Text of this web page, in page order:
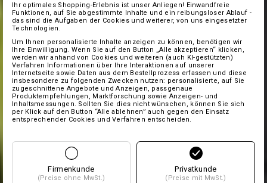
Ihr optimales Shopping-Erlebnis ist unser Anliegen! Einwandfreie
Funktionen, auf Sie abgestimmte Inhalte und ein reibungsloser Ablauf -
das sind die Aufgaben der Cookies und weiterer, von uns eingesetzter
Technologien.
Um Ihnen personalisierte Inhalte anzeigen zu können, benötigen wir
Ihre Einwilligung. Wenn Sie auf den Button „Alle akzeptieren“ klicken,
werden wir anhand von Cookies und weiteren (auch KI-gestützten)
Verfahren Informationen über Ihre Interaktionen auf unserer
Internetseite sowie Daten aus dem Bestellprozess erfassen und diese
insbesondere zu folgenden Zwecken nutzen: personalisierte, auf Sie
zugeschnittene Angebote und Anzeigen, passgenaue
Produktempfehlungen, Marktforschung sowie Anzeigen- und
Inhaltsmessungen. Sollten Sie dies nicht wünschen, können Sie sich
per Klick auf den Button “Alle ablehnen” auch gegen den Einsatz
entsprechender Cookies und Verfahren entscheiden.
Firmenkunde
(Preise ohne MwSt.)
Privatkunde
(Preise mit MwSt.)